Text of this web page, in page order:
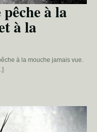
à la
à la
à la mouche jamais vue.